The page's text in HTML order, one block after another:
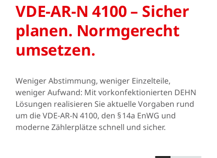
VDE-AR-N 4100 – Sicher
planen. Normgerecht
umsetzen.
Weniger Abstimmung, weniger Einzelteile,
weniger Aufwand: Mit vorkonfektionierten DEHN
Lösungen realisieren Sie aktuelle Vorgaben rund
um die VDE-AR-N 4100, den § 14a EnWG und
moderne Zählerplätze schnell und sicher.